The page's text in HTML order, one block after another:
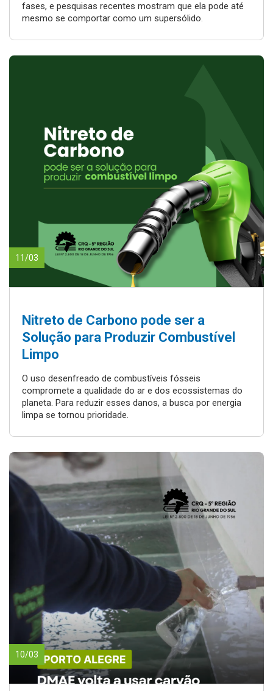
fases, e pesquisas recentes mostram que ela pode até
mesmo se comportar como um supersólido.
11/03
Nitreto de Carbono pode ser a
Solução para Produzir Combustível
Limpo
O uso desenfreado de combustíveis fósseis
compromete a qualidade do ar e dos ecossistemas do
planeta. Para reduzir esses danos, a busca por energia
limpa se tornou prioridade.
10/03